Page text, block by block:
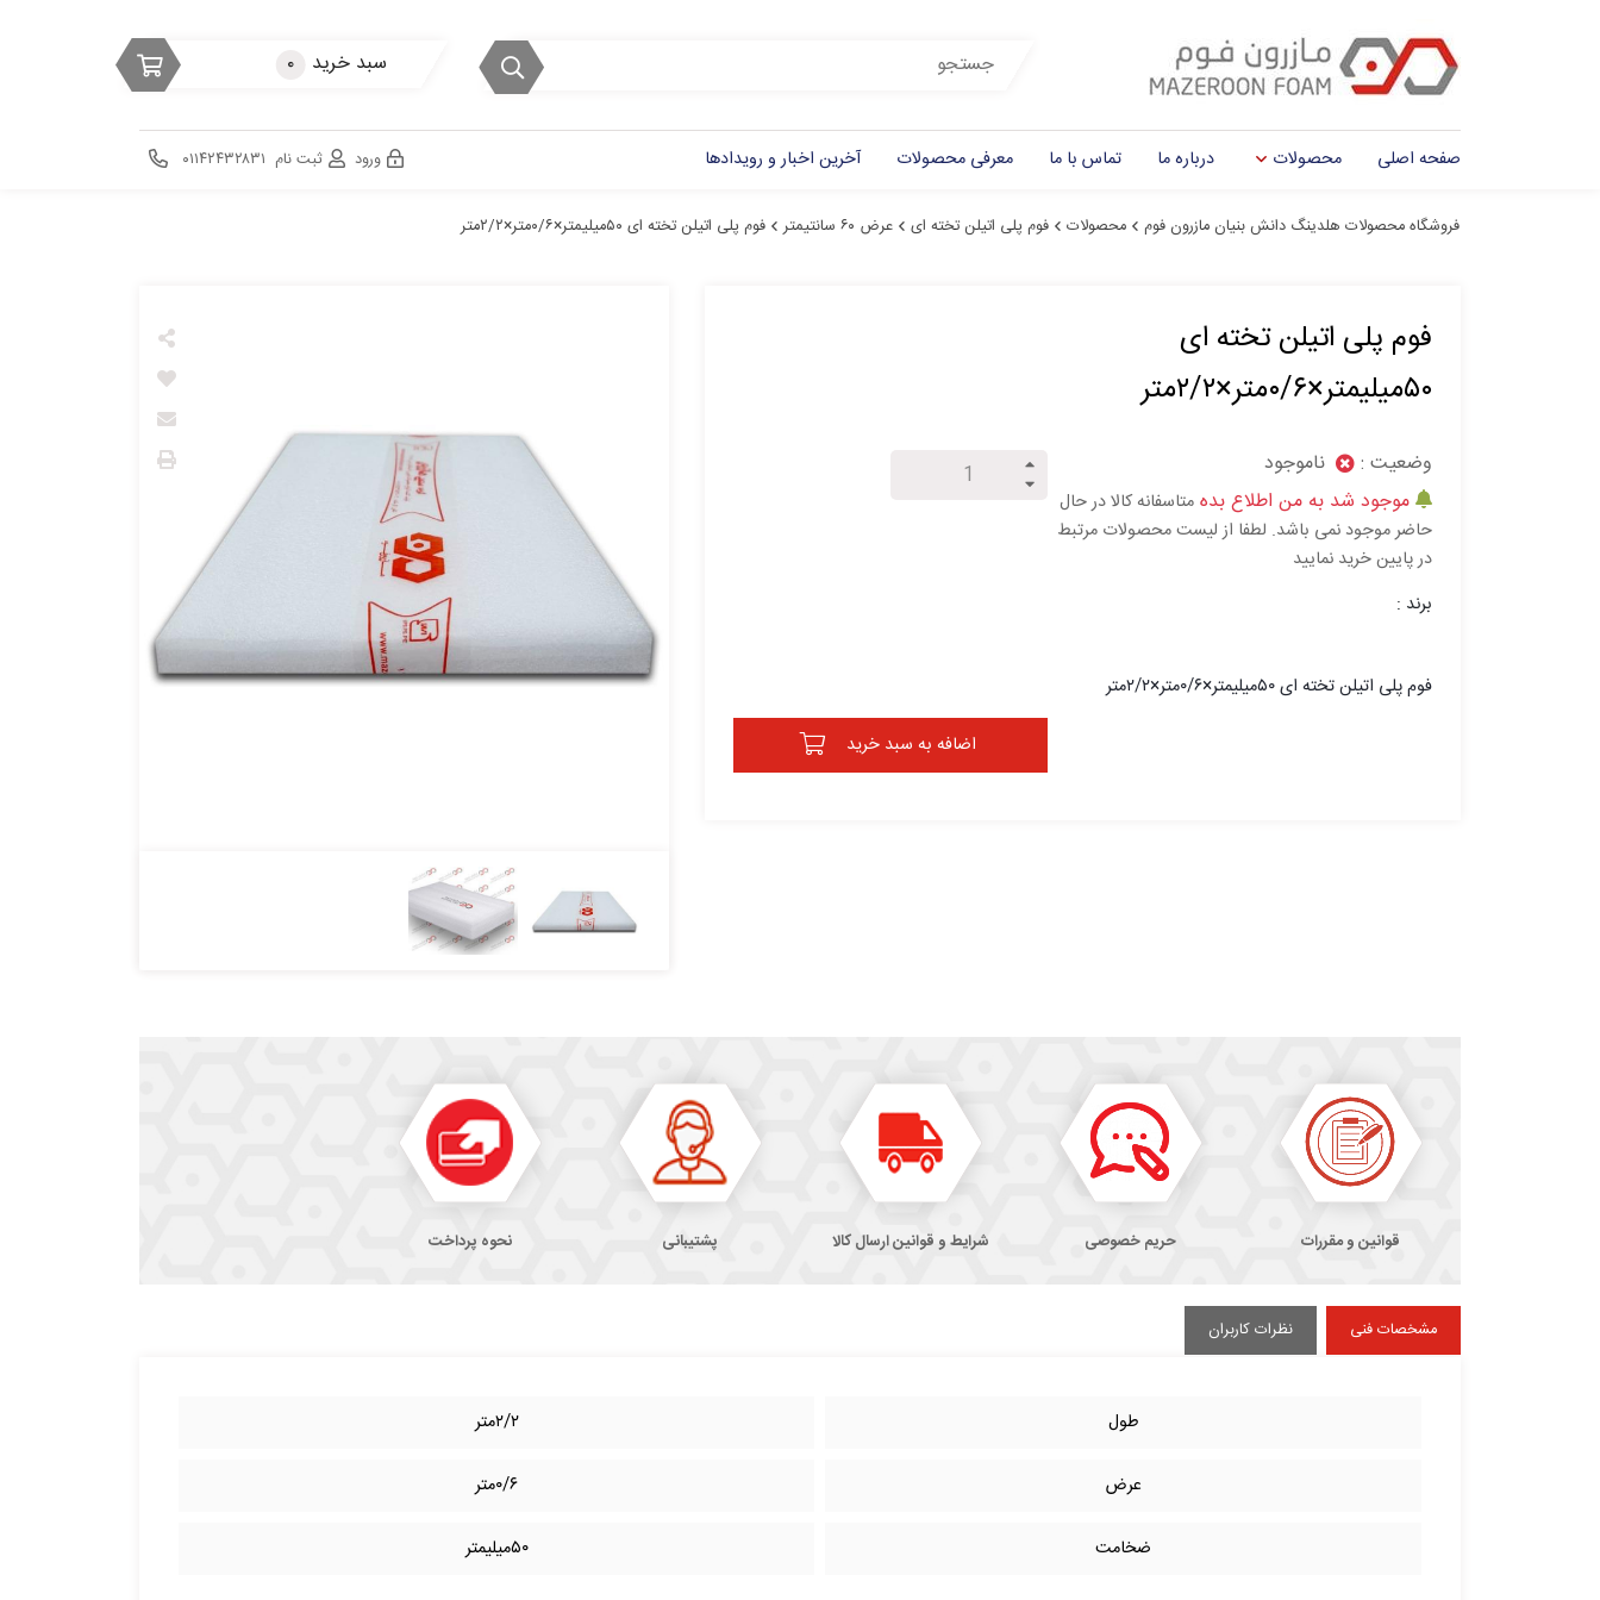
سبد خرید ۰
صفحه اصلی محصولات درباره ما تماس با ما معرفی محصولات آخرین اخبار و رویدادها ورود ثبت نام ۰۱۱۴۲۴۳۲۸۳۱
فروشگاه محصولات هلدینگ دانش بنیان مازرون فوم محصولات فوم پلی اتیلن تخته ای عرض ۶۰ سانتیمتر فوم پلی اتیلن تخته ای ۵۰میلیمتر×۰/۶متر×۲/۲متر
فوم پلی اتیلن تخته ای
۵۰میلیمتر×۰/۶متر×۲/۲متر
وضعیت :
ناموجود
موجود شد به من اطلاع بده متاسفانه کالا در حال
حاضر موجود نمی باشد. لطفا از لیست محصولات مرتبط
در پایین خرید نمایید
برند :
فوم پلی اتیلن تخته ای ۵۰میلیمتر×۰/۶متر×۲/۲متر
اضافه به سبد خرید
قوانین و مقررات حریم خصوصی شرایط و قوانین ارسال کالا پشتیبانی نحوه پرداخت
مشخصات فنی نظرات کاربران
طول ۲/۲متر
عرض ۰/۶متر
ضخامت ۵۰میلیمتر